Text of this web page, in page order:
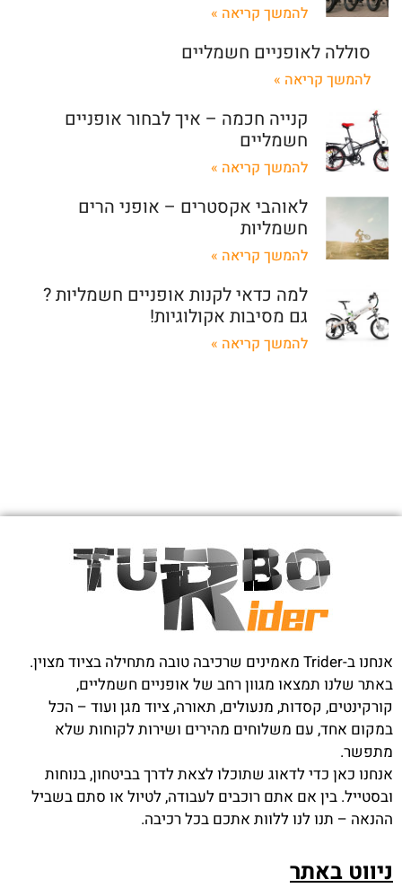
להמשך קריאה »
סוללה לאופניים חשמליים
להמשך קריאה »
קנייה חכמה – איך לבחור אופניים
חשמליים
להמשך קריאה »
לאוהבי אקסטרים – אופני הרים
חשמליות
להמשך קריאה »
למה כדאי לקנות אופניים חשמליות ?
גם מסיבות אקולוגיות!
להמשך קריאה »
אנחנו ב-Trider מאמינים שרכיבה טובה מתחילה בציוד מצוין.
באתר שלנו תמצאו מגוון רחב של אופניים חשמליים,
קורקינטים, קסדות, מנעולים, תאורה, ציוד מגן ועוד – הכל
במקום אחד, עם משלוחים מהירים ושירות לקוחות שלא
מתפשר.
אנחנו כאן כדי לדאוג שתוכלו לצאת לדרך בביטחון, בנוחות
ובסטייל. בין אם אתם רוכבים לעבודה, לטיול או סתם בשביל
ההנאה – תנו לנו ללוות אתכם בכל רכיבה.
ניווט באתר